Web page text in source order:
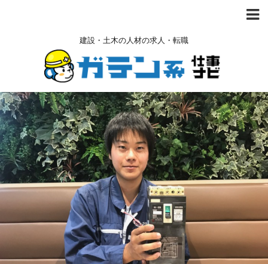
建設・土木の人材の求人・転職